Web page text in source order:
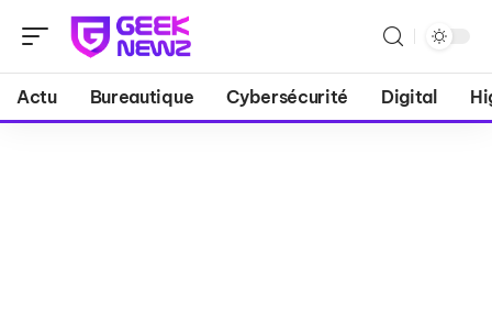
Actu Bureautique Cybersécurité Digital